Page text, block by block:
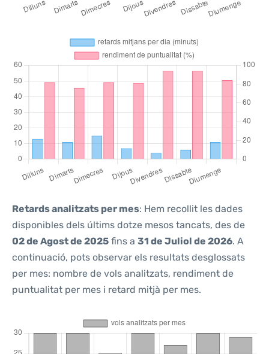
Retards analitzats per mes: Hem recollit les dades
disponibles dels últims dotze mesos tancats, des de
02 de Agost de 2025 fins a 31 de Juliol de 2026. A
continuació, pots observar els resultats desglossats
per mes: nombre de vols analitzats, rendiment de
puntualitat per mes i retard mitjà per mes.